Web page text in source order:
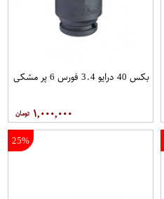
بکس 40 درایو 3.4 فورس 6 پر مشکی
۱,۰۰۰,۰۰۰
25%